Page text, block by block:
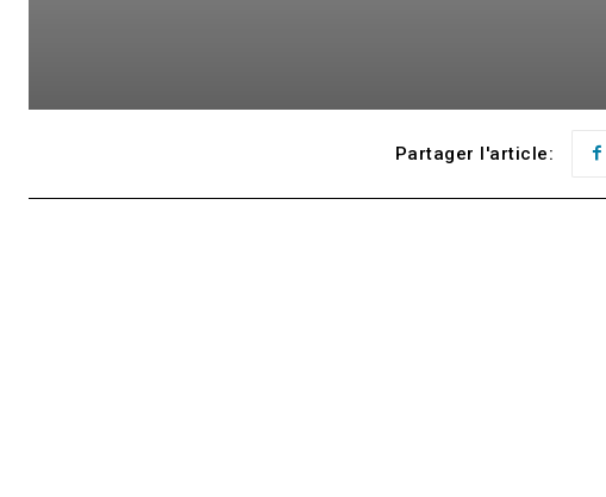
Partager l'article: